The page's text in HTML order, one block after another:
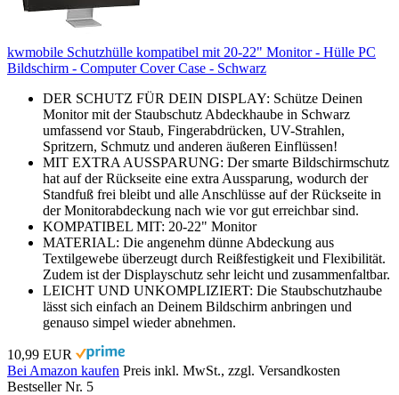
kwmobile Schutzhülle kompatibel mit 20-22" Monitor - Hülle PC
Bildschirm - Computer Cover Case - Schwarz
DER SCHUTZ FÜR DEIN DISPLAY: Schütze Deinen
Monitor mit der Staubschutz Abdeckhaube in Schwarz
umfassend vor Staub, Fingerabdrücken, UV-Strahlen,
Spritzern, Schmutz und anderen äußeren Einflüssen!
MIT EXTRA AUSSPARUNG: Der smarte Bildschirmschutz
hat auf der Rückseite eine extra Aussparung, wodurch der
Standfuß frei bleibt und alle Anschlüsse auf der Rückseite in
der Monitorabdeckung nach wie vor gut erreichbar sind.
KOMPATIBEL MIT: 20-22" Monitor
MATERIAL: Die angenehm dünne Abdeckung aus
Textilgewebe überzeugt durch Reißfestigkeit und Flexibilität.
Zudem ist der Displayschutz sehr leicht und zusammenfaltbar.
LEICHT UND UNKOMPLIZIERT: Die Staubschutzhaube
lässt sich einfach an Deinem Bildschirm anbringen und
genauso simpel wieder abnehmen.
10,99 EUR
Bei Amazon kaufen Preis inkl. MwSt., zzgl. Versandkosten
Bestseller Nr. 5